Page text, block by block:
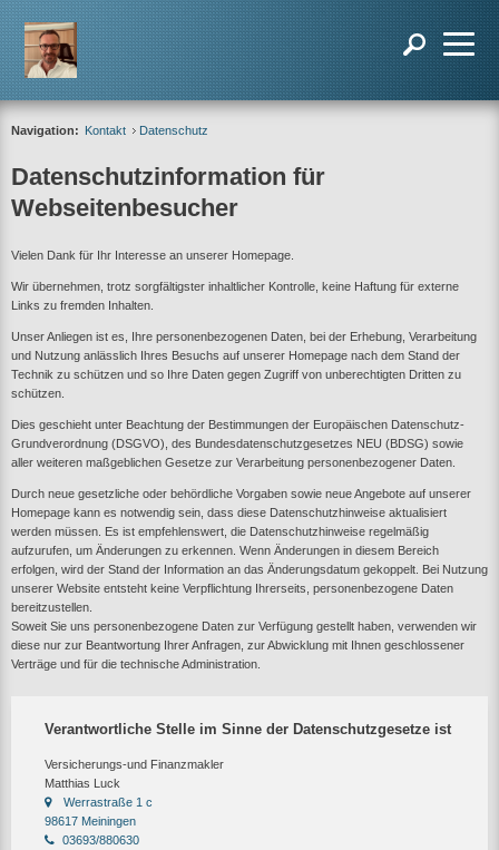
Navigation: Kontakt Datenschutz
Datenschutzinformation für
Webseitenbesucher
Vielen Dank für Ihr Interesse an unserer Homepage.
Wir übernehmen, trotz sorgfältigster inhaltlicher Kontrolle, keine Haftung für externe
Links zu fremden Inhalten.
Unser Anliegen ist es, Ihre personenbezogenen Daten, bei der Erhebung, Verarbeitung
und Nutzung anlässlich Ihres Besuchs auf unserer Homepage nach dem Stand der
Technik zu schützen und so Ihre Daten gegen Zugriff von unberechtigten Dritten zu
schützen.
Dies geschieht unter Beachtung der Bestimmungen der Europäischen Datenschutz-
Grundverordnung (DSGVO), des Bundesdatenschutzgesetzes NEU (BDSG) sowie
aller weiteren maßgeblichen Gesetze zur Verarbeitung personenbezogener Daten.
Durch neue gesetzliche oder behördliche Vorgaben sowie neue Angebote auf unserer
Homepage kann es notwendig sein, dass diese Datenschutzhinweise aktualisiert
werden müssen. Es ist empfehlenswert, die Datenschutzhinweise regelmäßig
aufzurufen, um Änderungen zu erkennen. Wenn Änderungen in diesem Bereich
erfolgen, wird der Stand der Information an das Änderungsdatum gekoppelt. Bei Nutzung
unserer Website entsteht keine Verpflichtung Ihrerseits, personenbezogene Daten
bereitzustellen.
Soweit Sie uns personenbezogene Daten zur Verfügung gestellt haben, verwenden wir
diese nur zur Beantwortung Ihrer Anfragen, zur Abwicklung mit Ihnen geschlossener
Verträge und für die technische Administration.
Verantwortliche Stelle im Sinne der Datenschutzgesetze ist
Versicherungs-und Finanzmakler
Matthias Luck
Werrastraße 1 c
98617 Meiningen
03693/880630